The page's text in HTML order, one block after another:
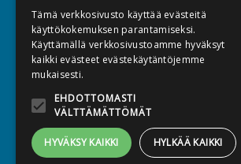
Käyttöohjeet
Tietosuojaseloste
Saavutettavuusseloste
Tämä verkkosivusto käyttää evästeitä
käyttökokemuksen parantamiseksi.
Käyttämällä verkkosivustoamme hyväksyt
kaikki evästeet evästekäytäntöjemme
mukaisesti.
EHDOTTOMASTI
VÄLTTÄMÄTTÖMÄT
HYVÄKSY KAIKKI HYLKÄÄ KAIKKI